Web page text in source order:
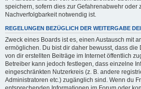
speichern, sofern dies zur Gefahrenabwehr oder
Nachverfolgbarkeit notwendig ist.
REGELUNGEN BEZÜGLICH DER WEITERGABE
Zweck eines Boards ist es, einen Austausch mit
ermöglichen. Du bist dir daher bewusst, dass die
von dir erstellten Beiträge im Internet öffentlich
Betreiber kann jedoch festlegen, dass einzelne
eingeschränkten Nutzerkreis (z. B. andere
Administratoren etc.) zugänglich sind. Wenn du